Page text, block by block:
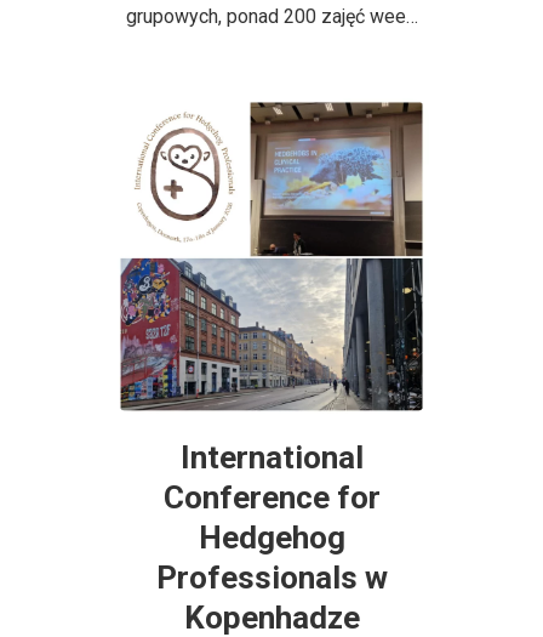
grupowych, ponad 200 zajęć wee…
International
Conference for
Hedgehog
Professionals w
Kopenhadze